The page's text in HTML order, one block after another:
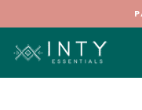
contenido